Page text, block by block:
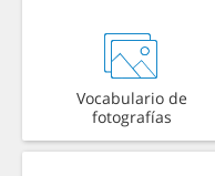
Vocabulario de
fotografías